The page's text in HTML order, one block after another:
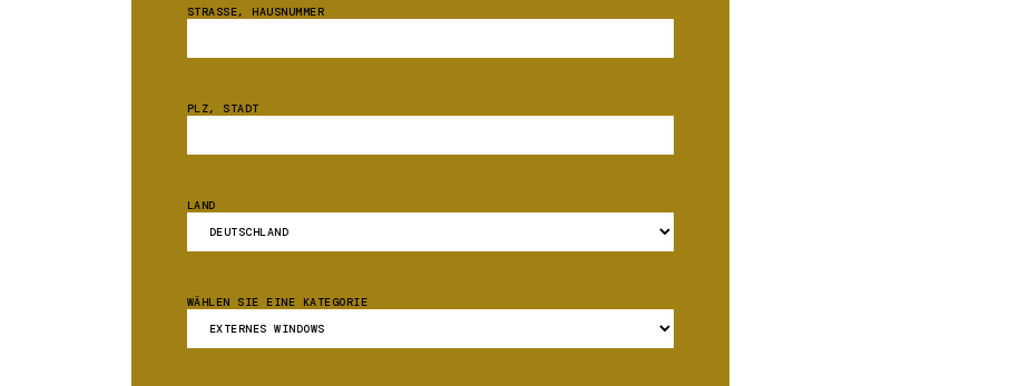
STRASSE, HAUSNUMMER
PLZ, STADT
LAND
WÄHLEN SIE EINE KATEGORIE